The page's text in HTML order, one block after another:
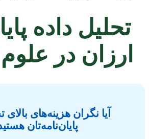
تحلیل داده
ارزان در
آیا نگران هزینه‌های بالای
پایان‌نامه‌تان